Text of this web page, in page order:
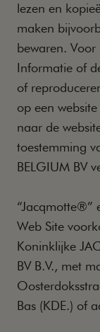
lezen en
maken
bewaren.
Informatie of
of
op een
naar de
toestemming
BELGIUM BV
“Jacqmotte®”
Web Site
Koninklijke
BV B.V., met
Bas (KDE.) of